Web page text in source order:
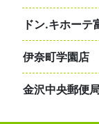
ドン.キホーテ
伊奈町学園店
金沢中央郵便